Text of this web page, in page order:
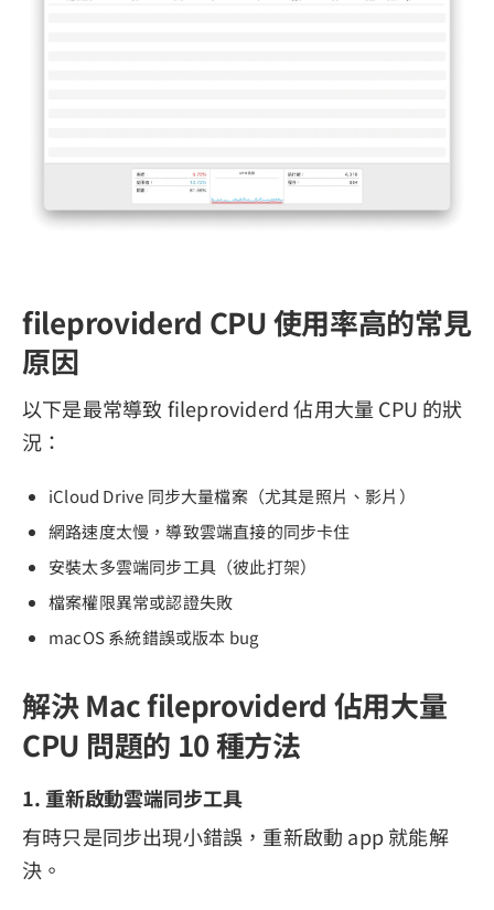
fileproviderd CPU 使用率高的常見
原因
以下是最常導致 fileproviderd 佔用大量 CPU 的狀
況：
iCloud Drive 同步大量檔案（尤其是照片、影片）
網路速度太慢，導致雲端直接的同步卡住
安裝太多雲端同步工具（彼此打架）
檔案權限異常或認證失敗
macOS 系統錯誤或版本 bug
解決 Mac fileproviderd 佔用大量
CPU 問題的 10 種方法
1. 重新啟動雲端同步工具
有時只是同步出現小錯誤，重新啟動 app 就能解
決。